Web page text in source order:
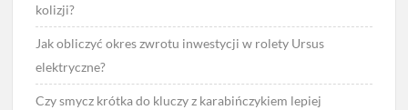
kolizji?
Jak obliczyć okres zwrotu inwestycji w rolety Ursus
elektryczne?
Czy smycz krótka do kluczy z karabińczykiem lepiej